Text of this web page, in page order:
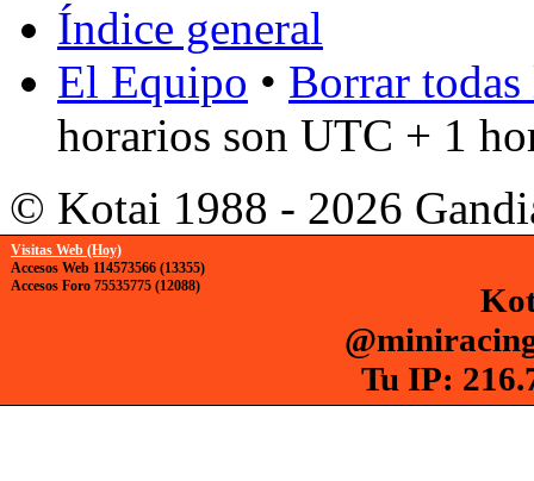
Índice general
El Equipo • Borrar
horarios son UTC + 1
© Kotai 1988 - 2026
Visitas Web (Hoy)
Accesos Web 114573566 (13355)
Accesos Foro 75535775 (12088)
Tu IP: